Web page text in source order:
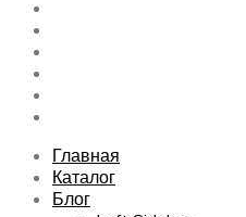
Главная
Каталог
Блог